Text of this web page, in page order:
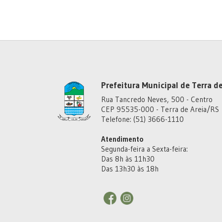
Prefeitura Municipal de Terra
Rua Tancredo Neves, 500 - Centro
CEP 95535-000 - Terra de Areia/RS
Telefone: (51) 3666-1110
Atendimento
Segunda-feira a Sexta-feira:
Das 8h às 11h30
Das 13h30 às 18h